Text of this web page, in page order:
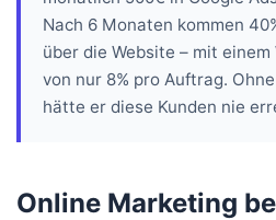
Nach 6 Monaten kommen
über die Website – mit
von nur 8% pro Auftrag.
hätte er diese Kunden nie
Online Marketing